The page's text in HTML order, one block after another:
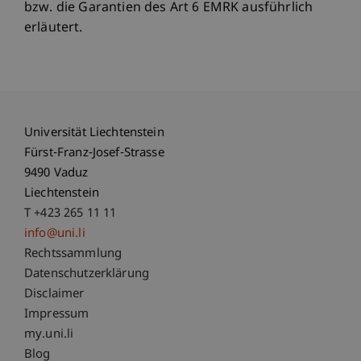
bzw. die Garantien des Art 6 EMRK ausführlich
erläutert.
Universität Liechtenstein
Fürst-Franz-Josef-Strasse
9490 Vaduz
Liechtenstein
T +423 265 11 11
info@uni.li
Fußzeile Rechtliche Hinweise
Rechtssammlung
Datenschutzerklärung
Disclaimer
Impressum
Fußzeile Subdomain-Verzeichnis
my.uni.li
Blog